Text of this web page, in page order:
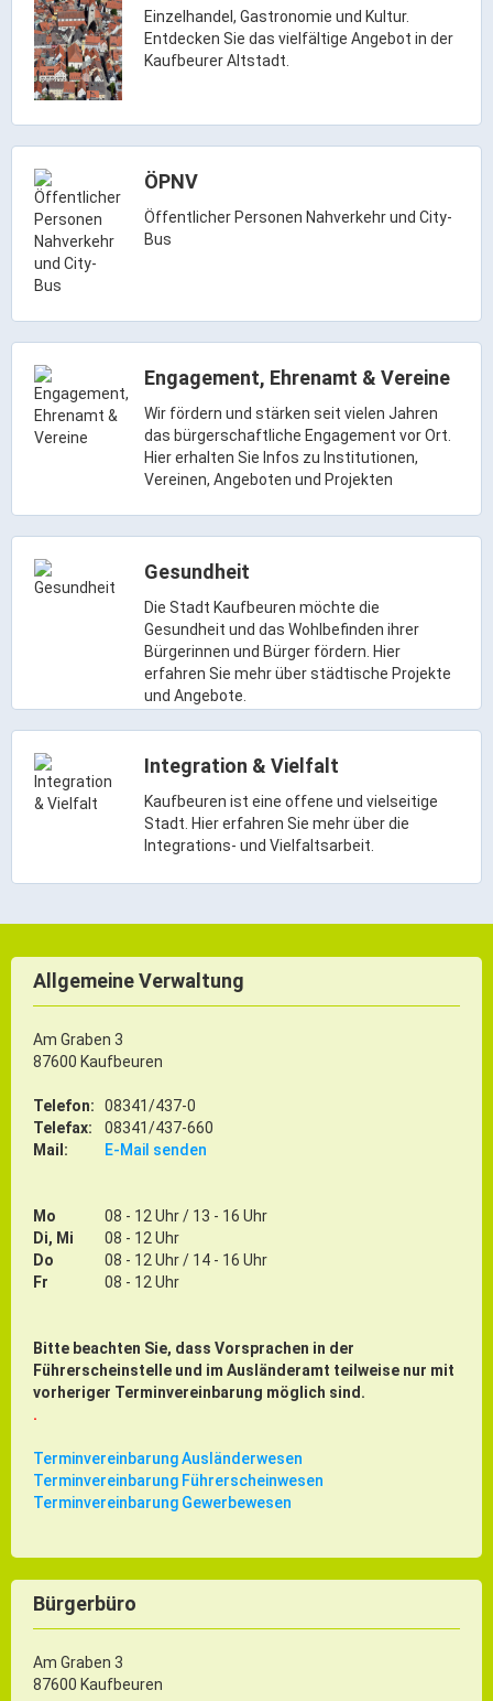
Kulturmacher
Persönlichkeiten
Einzelhandel, Gastronomie und Kultur.
Entdecken Sie das vielfältige Angebot in der
Kaufbeurer Altstadt.
ÖPNV
Öffentlicher Personen Nahverkehr und City-
Bus
Engagement, Ehrenamt & Vereine
Wir fördern und stärken seit vielen Jahren
das bürgerschaftliche Engagement vor Ort.
Hier erhalten Sie Infos zu Institutionen,
Vereinen, Angeboten und Projekten
Gesundheit
Die Stadt Kaufbeuren möchte die
Gesundheit und das Wohlbefinden ihrer
Bürgerinnen und Bürger fördern. Hier
erfahren Sie mehr über städtische Projekte
und Angebote.
Integration & Vielfalt
Kaufbeuren ist eine offene und vielseitige
Stadt. Hier erfahren Sie mehr über die
Integrations- und Vielfaltsarbeit.
Allgemeine Verwaltung
Am Graben 3
87600 Kaufbeuren
Telefon:
08341/437-0
Telefax:
08341/437-660
Mail:
E-Mail senden
Mo
08 - 12 Uhr / 13 - 16 Uhr
Di, Mi
08 - 12 Uhr
Do
08 - 12 Uhr / 14 - 16 Uhr
Fr
08 - 12 Uhr
Bitte beachten Sie, dass Vorsprachen in der
Führerscheinstelle und im Ausländeramt teilweise nur mit
vorheriger Terminvereinbarung möglich sind.
.
Terminvereinbarung Ausländerwesen
Terminvereinbarung Führerscheinwesen
Terminvereinbarung Gewerbewesen
Bürgerbüro
Am Graben 3
87600 Kaufbeuren